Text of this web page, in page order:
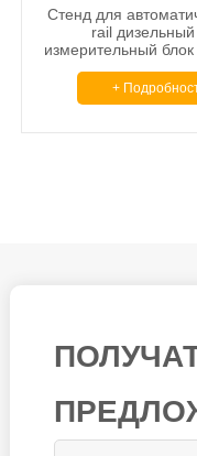
Расточной
Стенд для
rail
измерительный
+